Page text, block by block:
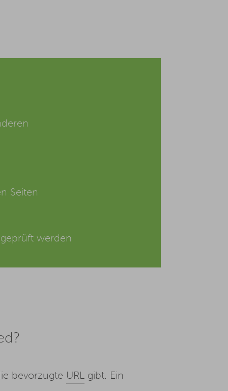
Seiten
werden
bevorzugte URL gibt. Ein